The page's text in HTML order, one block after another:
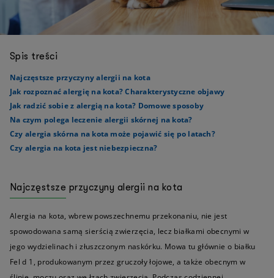
Spis treści
Najczęstsze przyczyny alergii na kota
Jak rozpoznać alergię na kota? Charakterystyczne objawy
Jak radzić sobie z alergią na kota? Domowe sposoby
Na czym polega leczenie alergii skórnej na kota?
Czy alergia skórna na kota może pojawić się po latach?
Czy alergia na kota jest niebezpieczna?
Najczęstsze przyczyny alergii na kota
Alergia na kota, wbrew powszechnemu przekonaniu, nie jest
spowodowana samą sierścią zwierzęcia, lecz białkami obecnymi w
jego wydzielinach i złuszczonym naskórku. Mowa tu głównie o białku
Fel d 1, produkowanym przez gruczoły łojowe, a także obecnym w